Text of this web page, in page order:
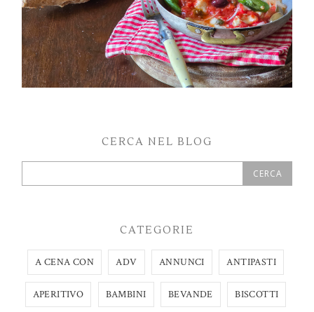
CERCA NEL BLOG
CATEGORIE
A CENA CON ADV ANNUNCI ANTIPASTI
APERITIVO BAMBINI BEVANDE BISCOTTI